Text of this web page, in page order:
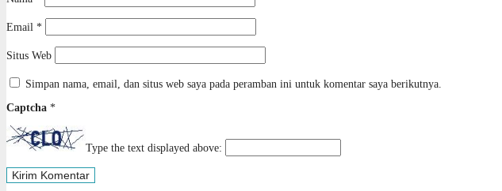
Email *
Situs Web
Simpan nama, email, dan situs web saya pada peramban ini untuk komentar saya berikutnya.
Captcha *
Type the text displayed above: